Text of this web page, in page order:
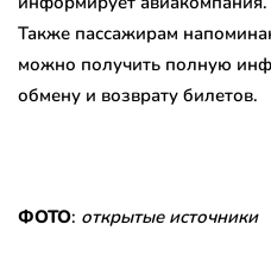
Также пассажирам
можно получить полную
обмену и возврату билетов.
ФОТО: открытые источники